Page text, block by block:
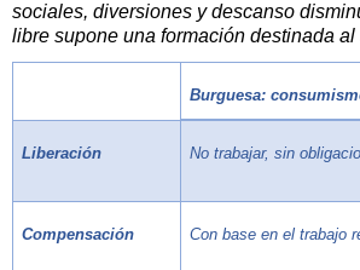
sociales, diversiones y descanso
libre supone una formación destinada al
Burguesa:
Liberación No trabajar, sin
Compensación Con base en el trabajo